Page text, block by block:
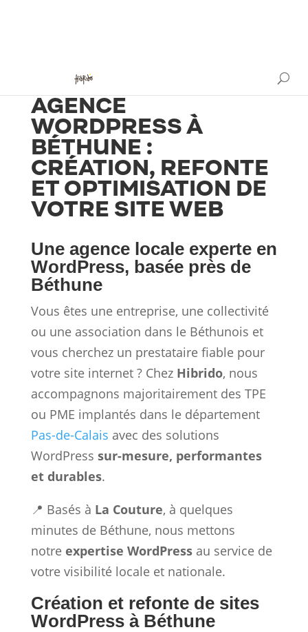
AGENCE
WORDPRESS À
BÉTHUNE :
CRÉATION, REFONTE
ET OPTIMISATION DE
VOTRE SITE WEB
Une agence locale experte en
WordPress, basée près de
Béthune
Vous êtes une entreprise, une collectivité
ou une association dans le Béthunois et
vous cherchez un prestataire fiable pour
votre site internet ? Chez Hibrido, nous
accompagnons majoritairement des TPE
ou PME implantés dans le département
Pas-de-Calais avec des solutions
WordPress sur-mesure, performantes
et durables.
📍 Basés à La Couture, à quelques
minutes de Béthune, nous mettons
notre expertise WordPressau service de
votre visibilité locale et nationale.
Création et refonte de sites
WordPress à Béthune